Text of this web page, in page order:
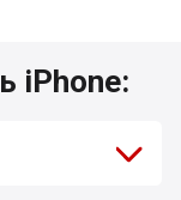
iPhone: